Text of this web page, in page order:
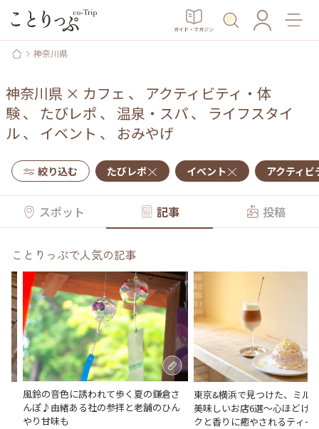
ガイド・マガジン
神奈川県
神奈川県 × カフェ 、 アクティビティ・体
験、 たびレポ 、 温泉・スパ、 ライフスタイ
ル、 イベント 、 おみやげ
絞り込む たびレポ イベント アクティビ
スポット 記事 投稿
ことりっぷで人気の記事
風鈴の音色に誘われて歩く夏の鎌倉さ
んぽ♪由緒ある社の参拝と老舗のひん
やり甘味も
東京&横浜で見つけた、ミル
美味しいお店6選～心ほどけ
クと香りに癒やされるティー